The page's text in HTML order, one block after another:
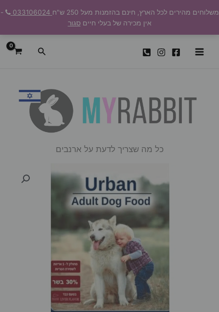
לתוכן
משלוחים מהירים לכל הארץ, חינם בהזמנות מעל 250 ש"ח
-
אין מכירה של בעלי חייםסגור
חיפוש
כל מה שצריך לדעת על ארנבים